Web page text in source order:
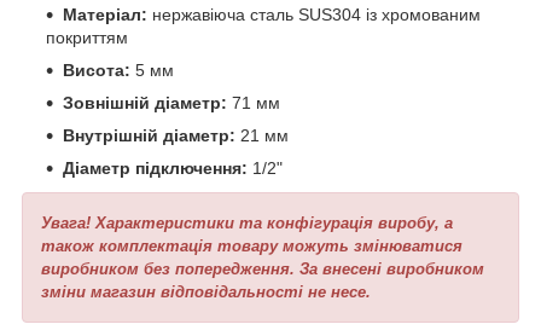
Матеріал: нержавіюча сталь SUS304 із хромованим
покриттям
Висота: 5 мм
Зовнішній діаметр: 71 мм
Внутрішній діаметр: 21 мм
Діаметр підключення: 1/2"
Увага! Характеристики та конфігурація виробу, а
також комплектація товару можуть змінюватися
виробником без попередження. За внесені виробником
зміни магазин відповідальності не несе.